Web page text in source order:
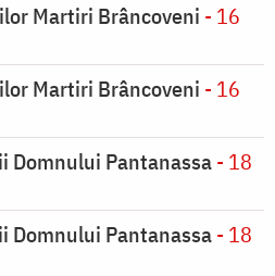
Martiri Brâncoveni - 16
Martiri Brâncoveni - 16
Domnului Pantanassa- 18
Domnului Pantanassa- 18